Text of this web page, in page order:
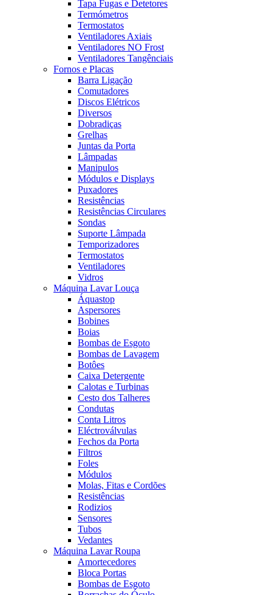
Tapa Fugas e Detetores
Termómetros
Termostatos
Ventiladores Axiais
Ventiladores NO Frost
Ventiladores Tangênciais
Fornos e Placas
Barra Ligação
Comutadores
Discos Elétricos
Diversos
Dobradiças
Grelhas
Juntas da Porta
Lâmpadas
Manipulos
Módulos e Displays
Puxadores
Resistências
Resistências Circulares
Sondas
Suporte Lâmpada
Temporizadores
Termostatos
Ventiladores
Vidros
Máquina Lavar Louça
Áquastop
Aspersores
Bobines
Boias
Bombas de Esgoto
Bombas de Lavagem
Botôes
Caixa Detergente
Calotas e Turbinas
Cesto dos Talheres
Condutas
Conta Litros
Eléctroválvulas
Fechos da Porta
Filtros
Foles
Módulos
Molas, Fitas e Cordões
Resistências
Rodizios
Sensores
Tubos
Vedantes
Máquina Lavar Roupa
Amortecedores
Bloca Portas
Bombas de Esgoto